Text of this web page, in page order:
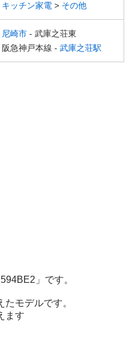
キッチン家電 > その他
尼崎市 - 武庫之荘東
阪急神戸本線 - 武庫之荘駅
」です。
たモデルです。
ます